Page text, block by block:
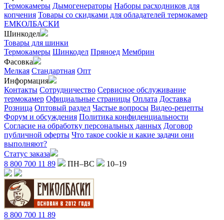
Термокамеры Дымогенераторы Наборы расходников для
копчения Товары со скидками для обладателей термокамер
ЕМКОЛБАСКИ
Шинкодел
Товары для шинки
Термокамеры Шинкодел Пряноед Мембрин
Фасовка
Мелкая Стандартная Опт
Информация
Контакты Сотрудничество Сервисное обслуживание
термокамер Официальные страницы Оплата Доставка
Розница Оптовый раздел Частые вопросы Видео-рецепты
Форум и обсуждения Политика конфиденциальности
Согласие на обработку персональных данных Договор
публичной оферты Что такое cookie и какие задачи они
выполняют?
Статус заказа
8 800 700 11 89
ПН–ВС 10–19
8 800 700 11 89